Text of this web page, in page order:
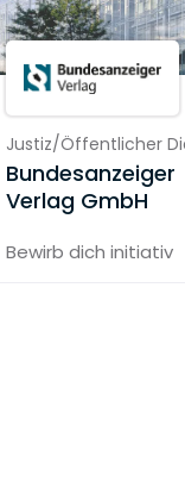
Justiz/Öffentlicher
Bundesanzeiger
Verlag GmbH
Bewirb dich initiativ